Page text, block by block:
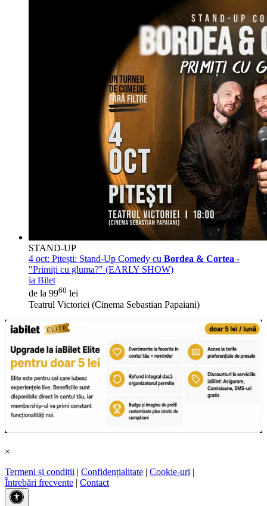
STAND-UP
4 oct: Pitești: Stand-Up Comedy cu Bordea & Cortea -
"Primiți cu gluma?" (EARLY SHOW)
ia Bilet
de la 9960 lei
Teatrul Victoriei (Cinema Sebastian Papaiani)
×
Termeni și condiții | Confidențialitate | Cookie-uri |
Întrebări frecvente | Contact